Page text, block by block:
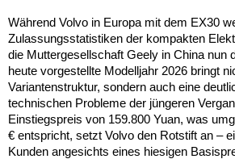
Während Volvo in Europa mit dem EX30
Zulassungsstatistiken der kompakten
die Muttergesellschaft Geely in China nun
heute vorgestellte Modelljahr 2026 bringt
Variantenstruktur, sondern auch eine
technischen Probleme der jüngeren
Einstiegspreis von 159.800 Yuan, was
€ entspricht, setzt Volvo den Rotstift an –
Kunden angesichts eines hiesigen